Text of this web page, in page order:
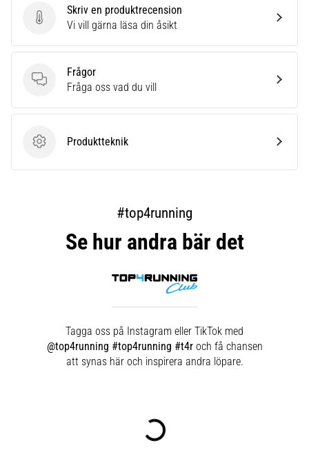
Skriv en produktrecension
Skriv en produktrecension
Vi vill gärna läsa din åsikt
Frågor
Frågor
Fråga oss vad du vill
ProduktteknikProduktteknik
#top4running
Se hur andra bär det
Tagga oss på Instagram eller TikTok med
@top4running #top4running #t4roch få chansen
att synas här och inspirera andra löpare.